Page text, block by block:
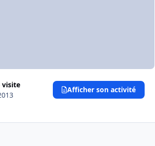
visite
Afficher son activité